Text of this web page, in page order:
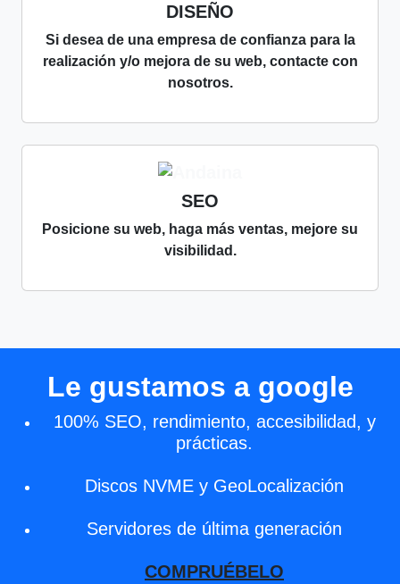
DISEÑO
Si desea de una empresa de confianza para la
realización y/o mejora de su web, contacte con
nosotros.
SEO
Posicione su web, haga más ventas, mejore su
visibilidad.
Le gustamos a google
100% SEO, rendimiento, accesibilidad, y
prácticas.
Discos NVME y GeoLocalización
Servidores de última generación
COMPRUÉBELO